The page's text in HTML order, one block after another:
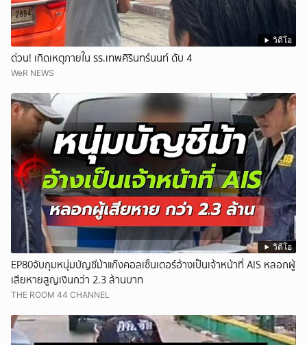
วิดีโอ
ด่วน! เกิดเหตุภายใน รร.เทพศิรินทร์นนท์ ดับ 4
WeR NEWS
วิดีโอ
EP80จับกุมหนุ่มบัญชีม้าแก๊งคอลเซ็นเตอร์อ้างเป็นเจ้าหน้าที่ AIS หลอกผู้
เสียหายสูญเงินกว่า 2.3 ล้านบาท
THE ROOM 44 CHANNEL